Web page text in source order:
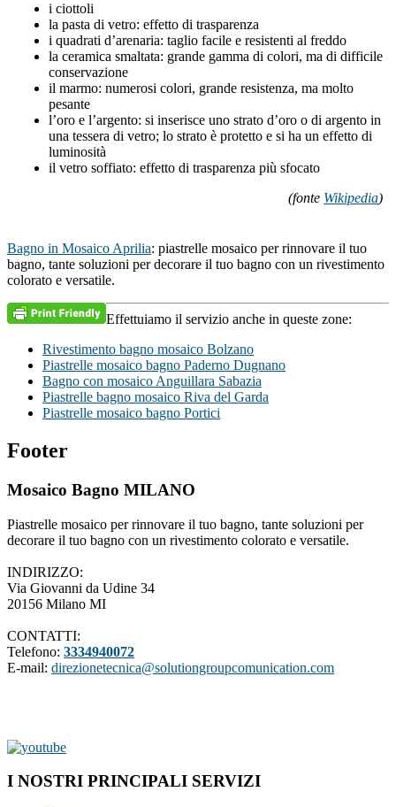
i ciottoli
la pasta di vetro: effetto di trasparenza
i quadrati d’arenaria: taglio facile e resistenti al freddo
la ceramica smaltata: grande gamma di colori, ma di difficile
conservazione
il marmo: numerosi colori, grande resistenza, ma molto
pesante
l’oro e l’argento: si inserisce uno strato d’oro o di argento in
una tessera di vetro; lo strato è protetto e si ha un effetto di
luminosità
il vetro soffiato: effetto di trasparenza più sfocato
(fonte Wikipedia)
Bagno in Mosaico Aprilia: piastrelle mosaico per rinnovare il tuo
bagno, tante soluzioni per decorare il tuo bagno con un rivestimento
colorato e versatile.
Effettuiamo il servizio anche in queste zone:
Rivestimento bagno mosaico Bolzano
Piastrelle mosaico bagno Paderno Dugnano
Bagno con mosaico Anguillara Sabazia
Piastrelle bagno mosaico Riva del Garda
Piastrelle mosaico bagno Portici
Footer
Mosaico Bagno MILANO
Piastrelle mosaico per rinnovare il tuo bagno, tante soluzioni per
decorare il tuo bagno con un rivestimento colorato e versatile.
INDIRIZZO:
Via Giovanni da Udine 34
20156 Milano MI
CONTATTI:
Telefono: 3334940072
E-mail: direzionetecnica@solutiongroupcomunication.com
I NOSTRI PRINCIPALI SERVIZI